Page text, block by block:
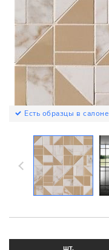
Есть образцы в салоне
шт.